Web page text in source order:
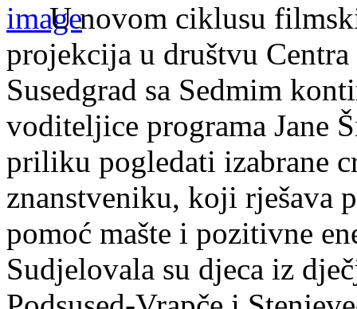
U novom ciklusu
projekcija u društvu
Susedgrad sa Sedmim
voditeljice programa Jane
priliku pogledati izabrane
znanstveniku, koji rješava
pomoć mašte i pozitivne
Sudjelovala su djeca iz